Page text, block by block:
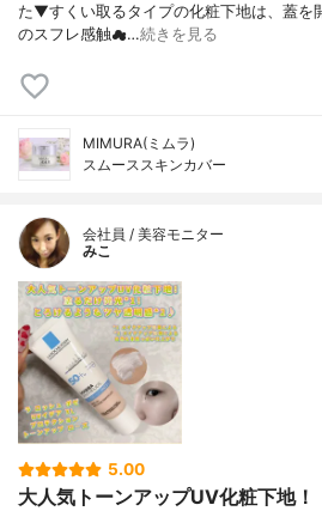
た⁡⁡▼⁡すくい取るタイプの化粧下地は、蓋を
のスフレ感触☁…続きを見る
MIMURA(ミムラ)
スムーススキンカバー
会社員 / 美容モニター
みこ
5.00
大人気トーンアップUV化粧下地！